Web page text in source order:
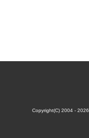
Copyright(C) 2004 - 2026